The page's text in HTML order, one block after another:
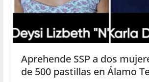
Aprehende SSP a dos
de 500 pastillas en Álamo